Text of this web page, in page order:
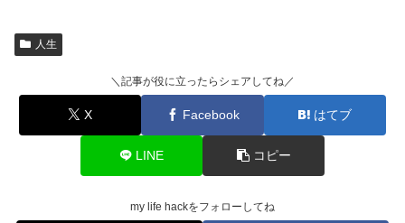
人生
＼記事が役に立ったらシェアしてね／
X Facebook はてブ
LINE コピー
my life hackをフォローしてね